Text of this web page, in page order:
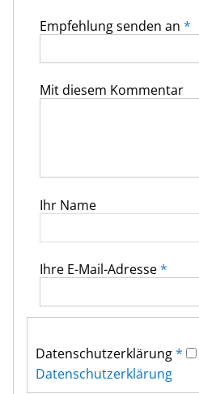
Empfehlung senden an *
Mit diesem Kommentar
Ihr Name
Ihre E-Mail-Adresse*
Datenschutz­erklärung*
Datenschutz­erklärung